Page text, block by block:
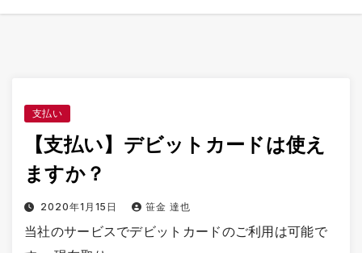
支払い
【支払い】デビットカードは使え
ますか？
2020年1月15日 笹金 達也
当社のサービスでデビットカードのご利用は可能で